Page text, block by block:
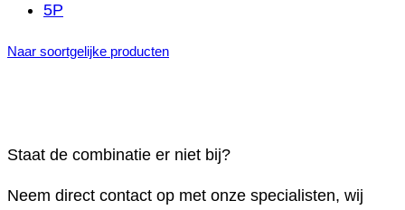
5P
Naar soortgelijke producten
Staat de combinatie er niet bij?
Neem direct contact op met onze specialisten, wij